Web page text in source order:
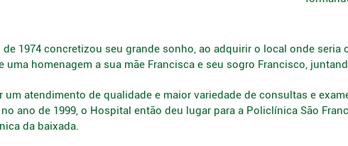
de 1974 concretizou seu grande sonho, ao adquirir o local onde seria
uma homenagem a sua mãe Francisca e seu sogro Francisco,
um atendimento de qualidade e maior variedade de consultas e
ano de 1999, o Hospital então deu lugar para a Policlínica São
da baixada.